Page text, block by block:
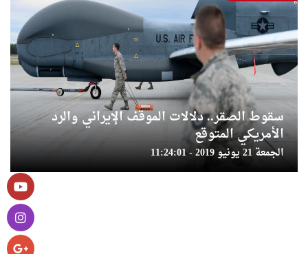
سقوط الصقر.. دلالات الموقف الإيراني والرد
الأمريكي المتوقع
الجمعة 21 يونيو 2019 - 11:24:01